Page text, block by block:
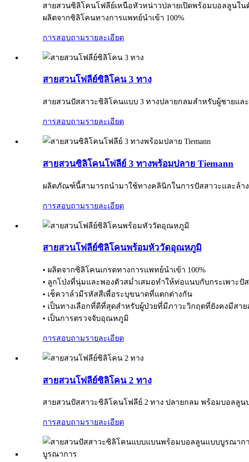
สายสวนซิลิโคนโฟลีย์เหนือหัวหน่าวปลายเปิดพร้อมบอลลูนใน
ผลิตจากซิลิโคนทางการแพทย์นำเข้า 100%
การสอบถามรายละเอียด
สายสวนโฟลีย์ซิลิโคน 3 ทาง
สายสวนปัสสาวะซิลิโคนแบบ 3 ทางปลายกลมสำหรับผู้ชาย
การสอบถามรายละเอียด
สายสวนซิลิโคนโฟลีย์ 3 ทางพร้อมปลาย Tiemann
ผลิตภัณฑ์นี้สามารถนำมาใช้ทางคลินิกในการปัสสาวะและล้าง
การสอบถามรายละเอียด
สายสวนโฟลีย์ซิลิโคนพร้อมหัววัดอุณหภูมิ
• ผลิตจากซิลิโคนเกรดทางการแพทย์นำเข้า 100%
• ลูกโป่งที่นุ่มและพองตัวสม่ำเสมอทำให้ท่อแนบกับกระเพาะปั
• เช็ควาล์วมีรหัสสีเพื่อระบุขนาดที่แตกต่างกัน
• เป็นทางเลือกที่ดีที่สุดสำหรับผู้ป่วยที่มีภาวะวิกฤตที่ยังคงมีสา
• เป็นการตรวจจับอุณหภูมิ
การสอบถามรายละเอียด
สายสวนโฟลีย์ซิลิโคน 2 ทาง
สายสวนปัสสาวะซิลิโคนโฟลีย์ 2 ทาง ปลายกลม พร้อมบอลลู
การสอบถามรายละเอียด